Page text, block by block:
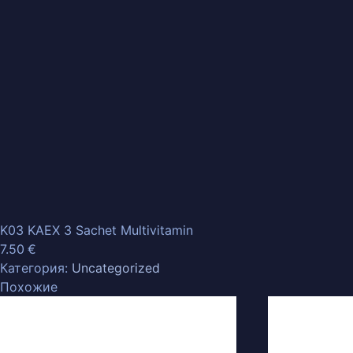
K03 KAEX 3 Sachet Multivitamin
7.50 €
Категория: Uncategorized
Похожие